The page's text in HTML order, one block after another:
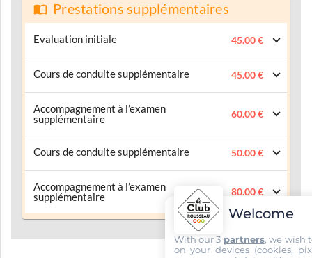
Prestations supplémentaires
Evaluation initiale 45.00 €
Cours de conduite supplémentaire 45.00 €
Accompagnement à l’examen
supplémentaire
60.00 €
Cours de conduite supplémentaire 50.00 €
Accompagnement à l’examen
supplémentaire
80.00 €
Welcome
With our 3 partners, we wish
on your devices (cookies,